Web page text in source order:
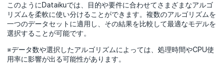
このようにDataikuでは、目的や要件に合わせてさまざまなアルゴ
リズムを柔軟に使い分けることができます。複数のアルゴリズムを
一つのデータセットに適用し、その結果を比較して最適なモデルを
選択することが可能です。
※データ数や選択したアルゴリズムによっては、処理時間やCPU使
用率に影響が出る可能性があります。